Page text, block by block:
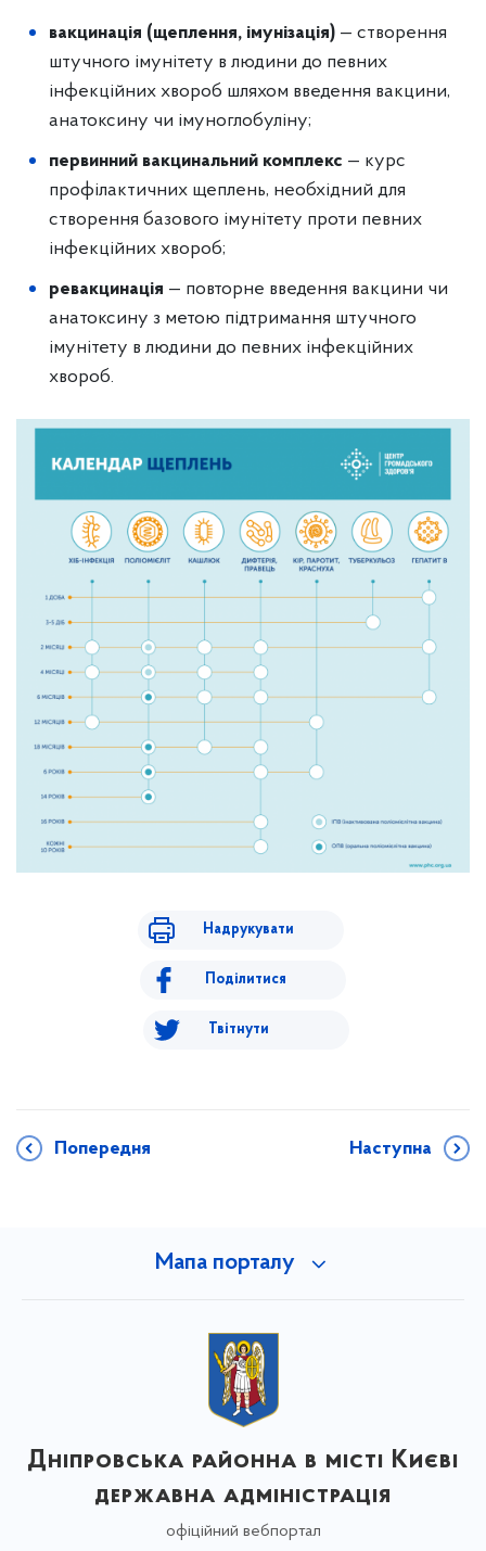
вакцинація (щеплення, імунізація) — створення
штучного імунітету в людини до певних
інфекційних хвороб шляхом введення вакцини,
анатоксину чи імуноглобуліну;
первинний вакцинальний комплекс — курс
профілактичних щеплень, необхідний для
створення базового імунітету проти певних
інфекційних хвороб;
ревакцинація — повторне введення вакцини чи
анатоксину з метою підтримання штучного
імунітету в людини до певних інфекційних
хвороб.
Надрукувати
Поділитися
Твітнути
Попередня Наступна
Мапа порталу
Дніпровська районна в місті Києві
державна адміністрація
офіційний вебпортал